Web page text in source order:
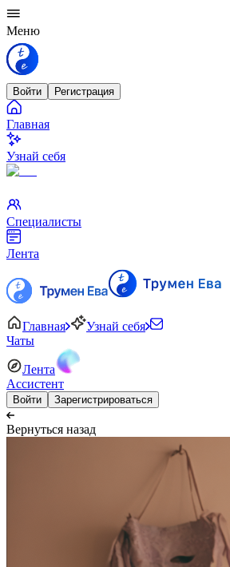
Меню
Войти Регистрация
Главная
Узнай себя
Специалисты
Лента
Главная
Узнай себя
Чаты
Лента
Ассистент
Войти Зарегистрироваться
Вернуться назад